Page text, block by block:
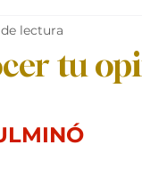
tu
lectura